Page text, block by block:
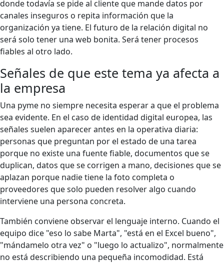
donde todavía se pide al cliente que mande datos por
canales inseguros o repita información que la
organización ya tiene. El futuro de la relación digital no
será solo tener una web bonita. Será tener procesos
fiables al otro lado.
Señales de que este tema ya afecta a
la empresa
Una pyme no siempre necesita esperar a que el problema
sea evidente. En el caso de identidad digital europea, las
señales suelen aparecer antes en la operativa diaria:
personas que preguntan por el estado de una tarea
porque no existe una fuente fiable, documentos que se
duplican, datos que se corrigen a mano, decisiones que se
aplazan porque nadie tiene la foto completa o
proveedores que solo pueden resolver algo cuando
interviene una persona concreta.
También conviene observar el lenguaje interno. Cuando el
equipo dice "eso lo sabe Marta", "está en el Excel bueno",
"mándamelo otra vez" o "luego lo actualizo", normalmente
no está describiendo una pequeña incomodidad. Está